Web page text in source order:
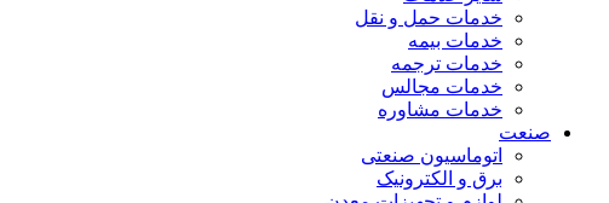
خدمات حمل و نقل
خدمات بیمه
خدمات ترجمه
خدمات مجالس
خدمات مشاوره
صنعت
اتوماسیون صنعتی
برق و الکترونیک